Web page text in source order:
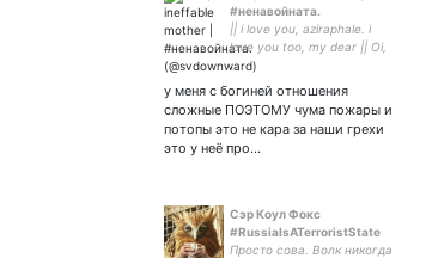
#ненавойната.
|| i love you, aziraphale. i
love you too, my dear || Oi,
SHEM! THAT UNICORN’S
IT! || bloody twittAнН || new /
classic who || eng/bg/ua/ru
у меня с богиней отношения
сложные ПОЭТОМУ чума пожары и
потопы это не кара за наши грехи
это у неё про…
Сэр Коул Фокс
#RussiaIsATerroristState
Просто сова. Волк никогда